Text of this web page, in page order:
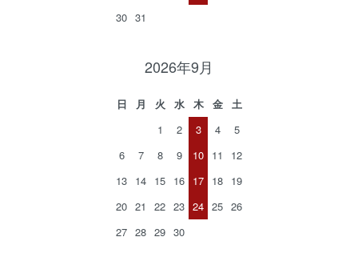
30 31
2026年9月
日 月 火 水 木 金
土
1
2 3 4
5
6
7 8 9 10 11
12
13 14 15 16 17 18 19
20 21 22 23 24 25 26
27 28 29 30